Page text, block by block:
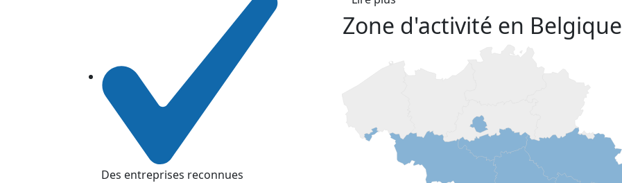
Des entreprises reconnues
Zone d'activité en Belgique